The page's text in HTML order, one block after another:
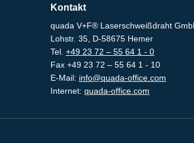
Kontakt
quada V+F® Laserschweißdraht
Lohstr. 35, D-58675 Hemer
Tel. +49 23 72 – 55 64 1 - 0
Fax +49 23 72 – 55 64 1 - 10
E-Mail: info@quada-office.com
Internet: quada-office.com